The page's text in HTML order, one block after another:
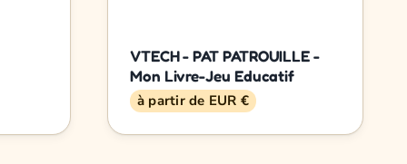
VTECH - PAT PATROUILLE -
Mon Livre-Jeu Educatif
à partir de EUR €